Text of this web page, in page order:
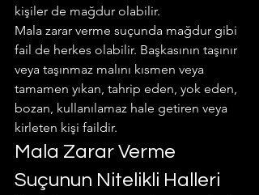
kişiler de mağdur olabilir.
Mala zarar verme suçunda mağdur gibi
fail de herkes olabilir. Başkasının taşınır
veya taşınmaz malını kısmen veya
tamamen yıkan, tahrip eden, yok eden,
bozan, kullanılamaz hale getiren veya
kirleten kişi faildir.
Mala Zarar Verme
Suçunun Nitelikli Halleri